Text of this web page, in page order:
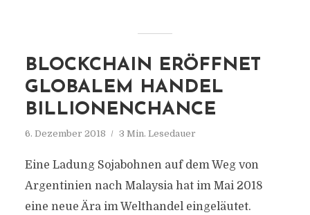
BLOCKCHAIN ERÖFFNET
GLOBALEM HANDEL
BILLIONENCHANCE
6. Dezember 2018 3 Min. Lesedauer
Eine Ladung Sojabohnen auf dem Weg von
Argentinien nach Malaysia hat im Mai 2018
eine neue Ära im Welthandel eingeläutet.